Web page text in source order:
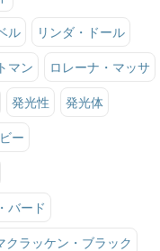
ル リンダ・ドール
マン ロレーナ・マッサ
発光性 発光体
ー
バード
クラッケン・ブラック